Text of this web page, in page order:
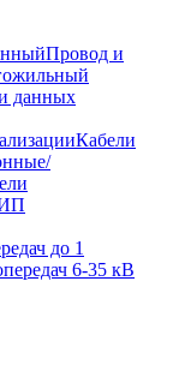
Провод и
данных
Кабели
до 1
6-35 кВ